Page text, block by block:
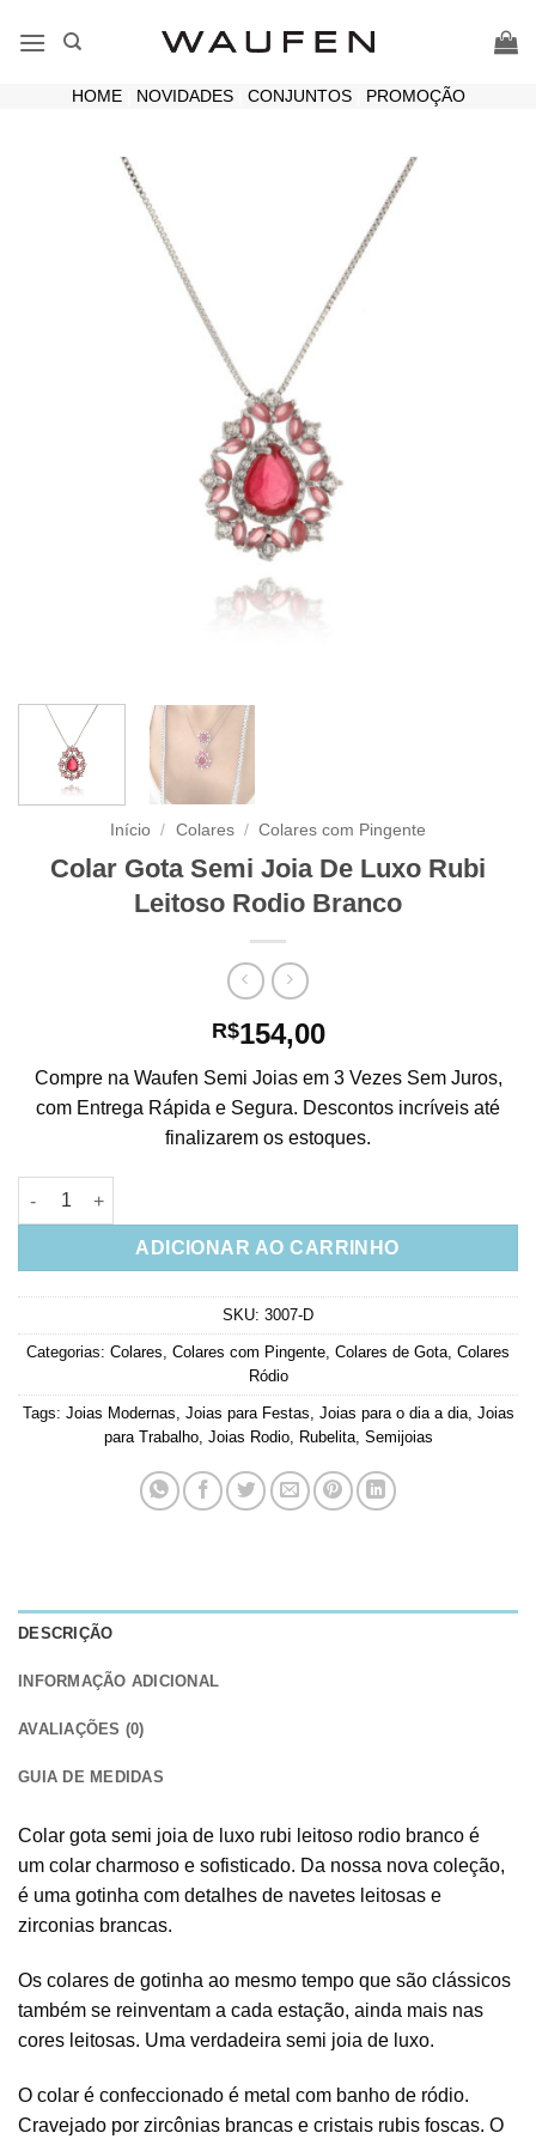
HOME| NOVIDADES| CONJUNTOS| PROMOÇÃO
Início / Colares / Colares com Pingente
Colar Gota Semi Joia De Luxo Rubi
Leitoso Rodio Branco
R$154,00
Compre na Waufen Semi Joias em 3 Vezes Sem Juros,
com Entrega Rápida e Segura. Descontos incríveis até
finalizarem os estoques.
Colar Gota Semi Joia De Luxo Rubi Leitoso Rodio Branco
ADICIONAR AO CARRINHO
SKU: 3007-D
Categorias: Colares, Colares com Pingente, Colares de Gota, Colares
Ródio
Tags: Joias Modernas, Joias para Festas, Joias para o dia a dia, Joias
para Trabalho, Joias Rodio, Rubelita, Semijoias
DESCRIÇÃO
INFORMAÇÃO ADICIONAL
AVALIAÇÕES (0)
GUIA DE MEDIDAS
Colar gota semi joia de luxo rubi leitoso rodio branco é
um colar charmoso e sofisticado. Da nossa nova coleção,
é uma gotinha com detalhes de navetes leitosas e
zirconias brancas.
Os colares de gotinha ao mesmo tempo que são clássicos
também se reinventam a cada estação, ainda mais nas
cores leitosas. Uma verdadeira semi joia de luxo.
O colar é confeccionado é metal com banho de ródio.
Cravejado por zircônias brancas e cristais rubis foscas. O